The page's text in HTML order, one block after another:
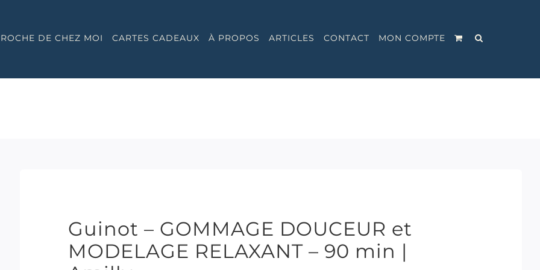
DE CHEZ MOI CARTES CADEAUX À PROPOS ARTICLES CONTACT MON COMPTE
Guinot – GOMMAGE DOUCEUR et
MODELAGE RELAXANT – 90 min |